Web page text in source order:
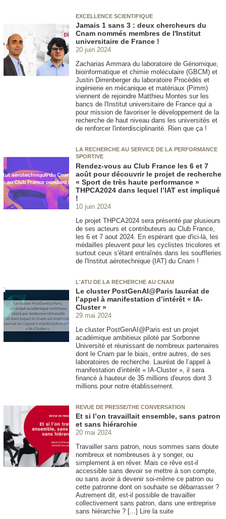
EXCELLENCE SCIENTIFIQUE
Jamais 1 sans 3 : deux chercheurs du
Cnam nommés membres de l'Institut
universitaire de France !
20 juin 2024
Zacharias Ammara du laboratoire de Génomique,
bioinformatique et chimie moléculaire (GBCM) et
Justin Dirrenberger du laboratoire Procédés et
ingénierie en mécanique et matériaux (Pimm)
viennent de rejoindre Matthieu Montes sur les
bancs de l'Institut universitaire de France qui a
pour mission de favoriser le développement de la
recherche de haut niveau dans les universités et
de renforcer l'interdisciplinarité. Rien que ça !
LA RECHERCHE AU SERVICE DE LA PERFORMANCE
SPORTIVE
Rendez-vous au Club France les 6 et 7
août pour découvrir le projet de recherche
« Sport de très haute performance »
THPCA2024 dans lequel l’IAT est impliqué
!
10 juin 2024
Le projet THPCA2024 sera présenté par plusieurs
de ses acteurs et contributeurs au Club France,
les 6 et 7 aout 2024. En espérant que d'ici-là, les
médailles pleuvent pour les cyclistes tricolores et
surtout ceux s'étant entraînés dans les souffleries
de l'Institut aérotechnique (IAT) du Cnam !
L'ATU DE LA RECHERCHE AU CNAM
Le cluster PostGenAI@Paris lauréat de
l’appel à manifestation d’intérêt « IA-
Cluster »
29 mai 2024
Le cluster PostGenAI@Paris est un projet
académique ambitieux piloté par Sorbonne
Université et réunissant de nombreux partenaires
dont le Cnam par le biais, entre autres, de ses
laboratoires de recherche. Lauréat de l’appel à
manifestation d’intérêt « IA-Cluster », il sera
financé à hauteur de 35 millions d'euros dont 3
millions pour notre établissement.
REVUE DE PRESSE/THE CONVERSATION
Et si l’on travaillait ensemble, sans patron
et sans hiérarchie
20 mai 2024
Travailler sans patron, nous sommes sans doute
nombreux et nombreuses à y songer, ou
simplement à en rêver. Mais ce rêve est-il
accessible sans devoir se mettre à son compte,
ou sans avoir à devenir soi-même ce patron ou
cette patronne dont on souhaite se débarrasser ?
Autrement dit, est-il possible de travailler
collectivement sans patron, dans une entreprise
sans hiérarchie ? [...] Lire la suite